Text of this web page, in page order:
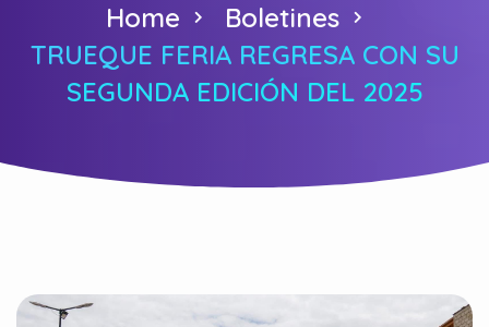
Home
Boletines
TRUEQUE FERIA REGRESA CON SU
SEGUNDA EDICIÓN DEL 2025